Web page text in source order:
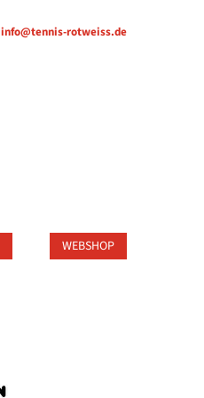
info@tennis-rotweiss.de
WEBSHOP